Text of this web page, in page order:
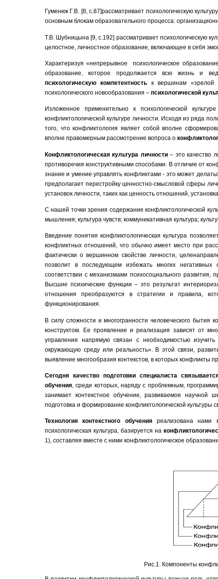
Гуменюк Г.В. [8, с.87]рассматривает психологическую
основным блокам образовательного процесса:
Т.В. Шубницына [9, с.192] рассматривает психологическую
целостное, личностное образование, включающее в себя
Характеризуя «непрерывное психологическое
образование, которое продолжается всю жизнь и
психологическую компетентность к вершинам «зрелой
психологического новообразования – психологической
Изложенное применительно к психологической
конфликтологической культуре личности. Исходя из ряда
того, что конфликтология являет собой вполне
вполне правомерным рассмотрение вопроса о
Конфликтологическая культура личности– это качество
противоречия конструктивными способами. В отличие от
знание и умение управлять конфликтами - это может
предполагает перестройку ценностно-смысловой сферы
установок личности, таких как ценность отношений,
С нашей точки зрения содержание конфликтологической
мышления; культура чувств; коммуникативная культура;
Введение понятия конфликтологическая культура
конфликтных отношений, что обычно имеет место при
фактически о вершинном свойстве личности,
позволит в последующем избежать многих негативных
соответствии с механизмами психосоциального развития,
Высшие психические функции – это результат
отношения преобразуются в стратегии и правила,
функционирования.
В силу сложности и многогранности человеческого
конструктом. Ее проявление и реализация зависят от
управления напрямую связан с необходимостью
окружающую среду или реальность». В этой связи,
выявление многообразия контекстов, в которых конфликты
Сегодня качество подготовки специалиста
обучения, среди которых, наряду с проблемным,
занимает контекстное обучение, развиваемое научной
подготовка и формирование конфликтологической культуры
Технология контекстного обученияреализована нами
психологическая культура, базируется на
1), составляя вместе с ними конфликтологическое
Рис.1. Компоненты